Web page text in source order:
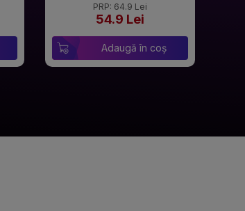
PRP: 64.9 Lei
54.9 Lei
Adaugă în coș